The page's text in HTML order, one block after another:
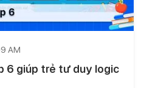
AM
6 giúp trẻ tư duy logic